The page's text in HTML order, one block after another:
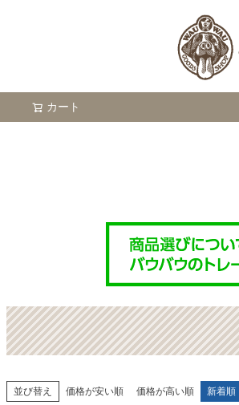
カート
並び替え 価格が安い順 価格が高い順 新着順